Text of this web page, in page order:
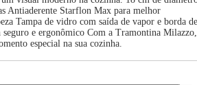
Antiaderente Starflon Max para melhor
Tampa de vidro com saída de vapor e borda de
e ergonômico Com a Tramontina Milazzo,
especial na sua cozinha.